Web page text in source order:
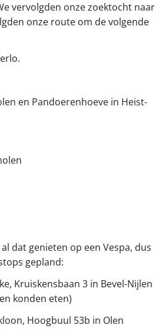
vervolgden onze zoektocht naar
onze route om de volgende
en Pandoerenhoeve in Heist-
dat genieten op een Vespa, dus
gepland:
Kruiskensbaan 3 in Bevel-Nijlen
konden eten)
Hoogbuul 53b in Olen